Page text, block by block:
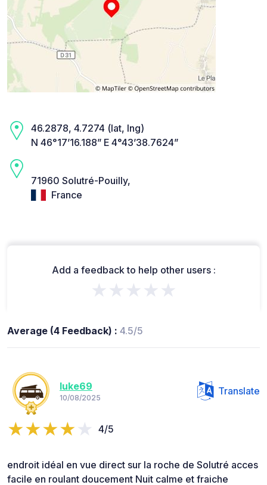
46.2878, 4.7274 (lat, lng)
N 46°17’16.188” E 4°43’38.7624”
71960 Solutré-Pouilly,
France
Add a feedback to help other users :
★★★★★
Average (4 Feedback) : 4.5/5
luke69
10/08/2025
Translate
4/5
endroit idéal en vue direct sur la roche de Solutré acces
facile en roulant doucement Nuit calme et fraiche